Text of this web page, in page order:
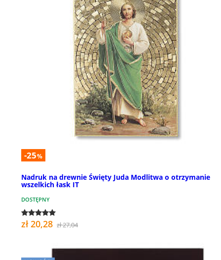
-25%
Nadruk na drewnie Święty Juda Modlitwa o otrzymanie
wszelkich łask IT
DOSTĘPNY
zł 20,28 zł 27,04